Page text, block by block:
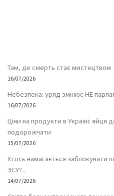
Там, де смерть стає мистецтвом
16/07/2026
Небезпека: уряд змінює НЕ
16/07/2026
Ціни на продукти в Україні:
подорожчати
15/07/2026
Хтось намагається заблокувати
ЗСУ?..
14/07/2026